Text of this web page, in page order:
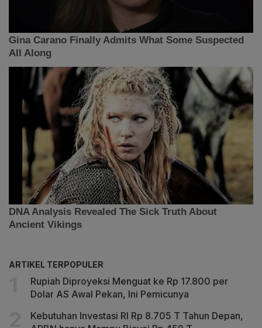
ARTIKEL TERPOPULER
Rupiah Diproyeksi Menguat ke Rp 17.800 per
Dolar AS Awal Pekan, Ini Pemicunya
Kebutuhan Investasi RI Rp 8.705 T Tahun Depan,